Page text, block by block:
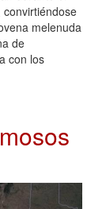
melenuda
de
con los